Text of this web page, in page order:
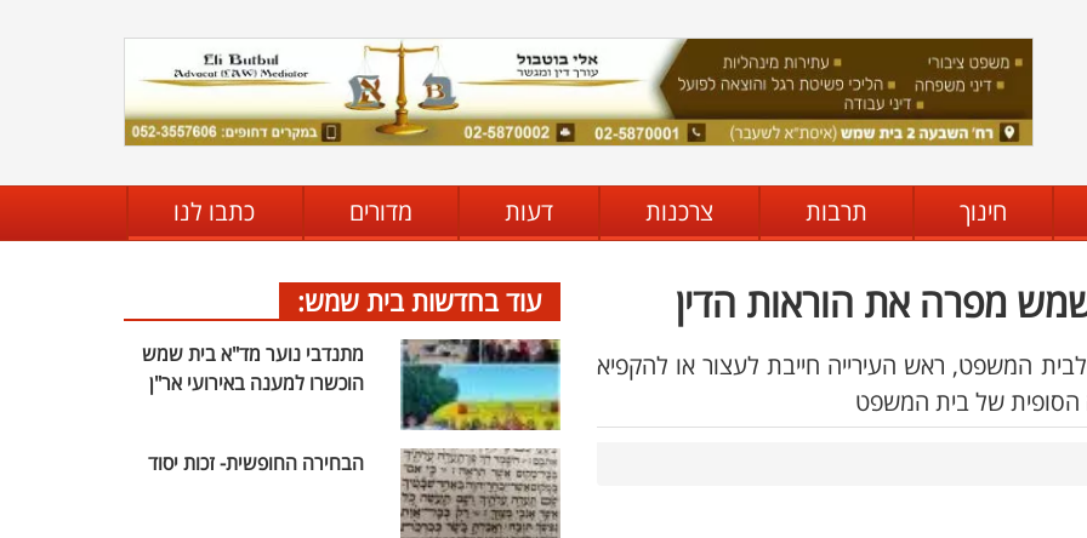
חינוך תרבות צרכנות דעות מדורים כתבו לנו
מפרה את הוראות הדין
המשפט, ראש העירייה חייבת לעצור או להקפיא
הסופית של בית המשפט
עוד בחדשות בית שמש:
מתנדבי נוער מד"א בית שמש
הוכשרו למענה באירועי אר"ן
הבחירה החופשית- זכות יסוד